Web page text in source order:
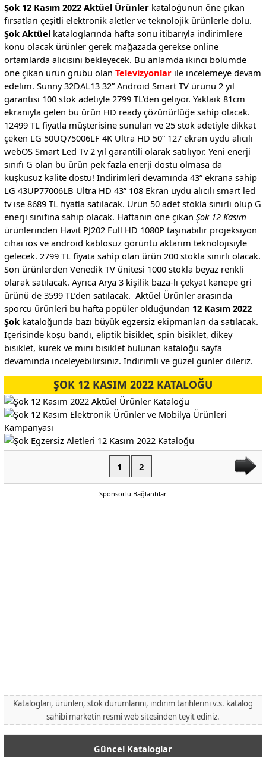
Şok 12 Kasım 2022 Aktüel Ürünlerkataloğunun öne çıkan
fırsatları çeşitli elektronik aletler ve teknolojik ürünlerle dolu.
Şok Aktüelkataloglarında hafta sonu itibarıyla indirimlere
konu olacak ürünler gerek mağazada gerekse online
ortamlarda alıcısını bekleyecek. Bu anlamda ikinci bölümde
öne çıkan ürün grubu olan Televizyonlarile incelemeye devam
edelim. Sunny 32DAL13 32” Android Smart TV ürünü 2 yıl
garantisi 100 stok adetiyle 2799 TL’den geliyor. Yaklaık 81cm
ekranıyla gelen bu ürün HD ready çözünürlüğe sahip olacak.
12499 TL fiyatla müşterisine sunulan ve 25 stok adetiyle dikkat
çeken LG 50UQ75006LF 4K Ultra HD 50” 127 ekran uydu alıcılı
webOS Smart Led Tv 2 yıl garantili olarak satılıyor. Yeni enerji
sınıfı G olan bu ürün pek fazla enerji dostu olmasa da
kuşkusuz kalite dostu! İndirimleri devamında 43” ekrana sahip
LG 43UP77006LB Ultra HD 43” 108 Ekran uydu alıcılı smart led
tv ise 8689 TL fiyatla satılacak. Ürün 50 adet stokla sınırlı olup G
enerji sınıfına sahip olacak. Haftanın öne çıkan Şok 12 Kasım
ürünlerinden Havit PJ202 Full HD 1080P taşınabilir projeksiyon
cihaı ios ve android kablosuz görüntü aktarım teknolojisiyle
gelecek. 2799 TL fiyata sahip olan ürün 200 stokla sınırlı olacak.
Son ürünlerden Venedik TV ünitesi 1000 stokla beyaz renkli
olarak satılacak. Ayrıca Arya 3 kişilik baza-lı çekyat kanepe gri
ürünü de 3599 TL’den satılacak. Aktüel Ürünler arasında
sporcu ürünleri bu hafta popüler olduğundan 12 Kasım 2022
Şokkataloğunda bazı büyük egzersiz ekipmanları da satılacak.
İçerisinde koşu bandı, eliptik bisiklet, spin bisiklet, dikey
bisiklet, kürek ve mini bisiklet bulunan kataloğu sayfa
devamında inceleyebilirsiniz. İndirimli ve güzel günler dileriz.
ŞOK 12 KASIM 2022 KATALOĞU
1 2
Sponsorlu Bağlantılar
Katalogları, ürünleri, stok durumlarını, indirim tarihlerini v.s. katalog
sahibi marketin resmi web sitesinden teyit ediniz.
Güncel Kataloglar